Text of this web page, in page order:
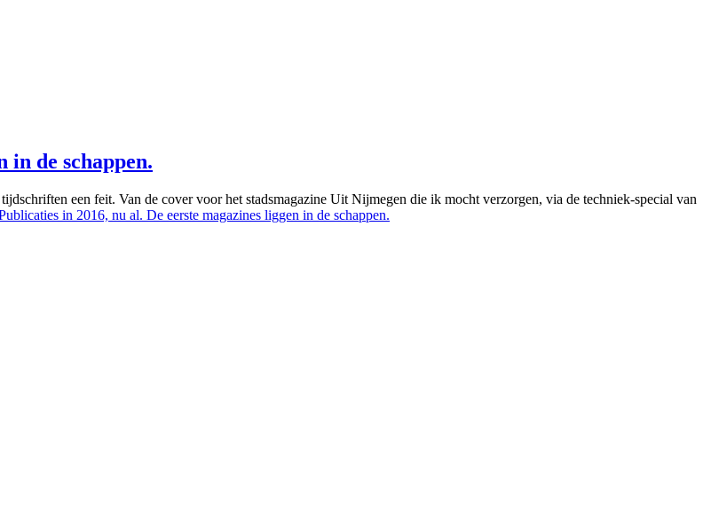
in de schappen.
een feit. Van de cover voor het stadsmagazine Uit Nijmegen die ik mocht verzorgen, via de techniek-special van
in 2016, nu al. De eerste magazines liggen in de schappen.